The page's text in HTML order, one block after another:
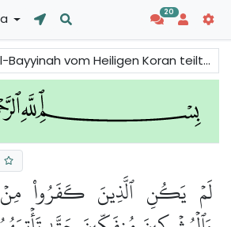
20
teilt uns mit, dass der Prophet Muhammad mit einer klaren Botschaft und einem göttlichen Buch gekommen ist. Dieses Buch (der Koran) enthält die Grundbotschaft aller Propheten Allahs.
لَمۡ يَكُنِ ٱلَّذِينَ كَفَرُواْ